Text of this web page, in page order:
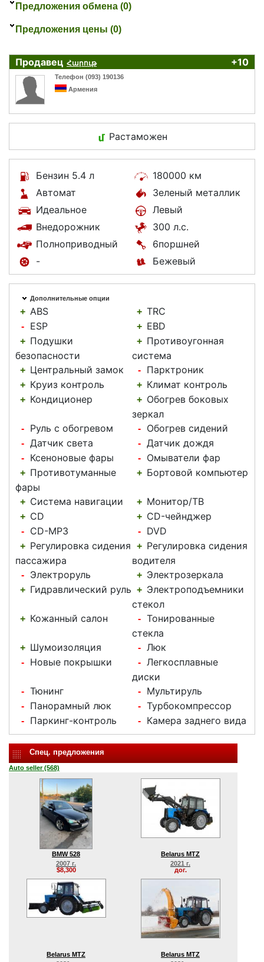
Предложения обмена (0)
Предложения цены (0)
Продавец Հարութ +10
Телефон (093) 190136
Армения
Растаможен
Бензин 5.4 л
180000 км
Автомат
Зеленый металлик
Идеальное
Левый
Внедорожник
300 л.с.
Полноприводный
6поршней
-
Бежевый
Дополнительные опции
+ ABS + TRC
- ESP + EBD
+ Подушки
безопасности
+ Противоугонная
система
+ Центральный замок - Парктроник
+ Круиз контроль + Климат контроль
+ Кондиционер + Обогрев боковых
зеркал
- Руль с обогревом - Обогрев сидений
- Датчик света - Датчик дождя
- Ксеноновые фары - Омыватели фар
+ Противотуманные
фары
+ Бортовой компьютер
+ Система навигации + Монитор/ТВ
+ CD + CD-чейнджер
- CD-MP3 - DVD
+ Регулировка сидения
пассажира
+ Регулировка сидения
водителя
- Электроруль + Электрозеркала
+ Гидравлический руль + Электроподъемники
стекол
+ Кожанный салон - Тонированные
стекла
+ Шумоизоляция - Люк
- Новые покрышки - Легкосплавные
диски
- Тюнинг - Мультируль
- Панорамный люк - Турбокомпрессор
- Паркинг-контроль - Камера заднего вида
Спец. предложения
Auto seller (568)
BMW 528
2007 г.
$8,300
Belarus MTZ
2021 г.
дог.
Belarus MTZ
Belarus MTZ